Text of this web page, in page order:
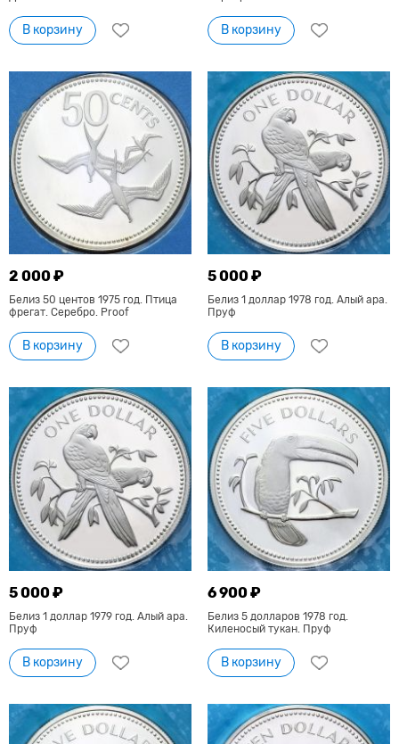
В корзину В корзину
2 000 ₽
Белиз 50 центов 1975 год. Птица
фрегат. Серебро. Proof
В корзину
5 000 ₽
Белиз 1 доллар 1978 год. Алый ара.
Пруф
В корзину
5 000 ₽
Белиз 1 доллар 1979 год. Алый ара.
Пруф
В корзину
6 900 ₽
Белиз 5 долларов 1978 год.
Киленосый тукан. Пруф
В корзину